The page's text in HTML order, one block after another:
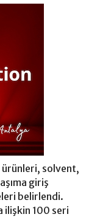
ürünleri, solvent,
giriş
belirlendi.
ilişkin 100 seri